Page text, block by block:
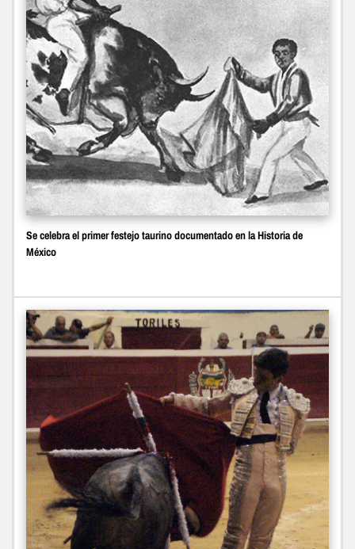
Se celebra el primer festejo taurino documentado en la Historia de
México